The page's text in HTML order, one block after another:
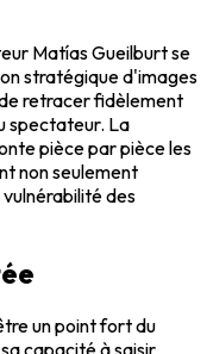
Matías Gueilburt se
stratégique d'images
retracer fidèlement
spectateur. La
pièce par pièce les
non seulement
des
un point fort du